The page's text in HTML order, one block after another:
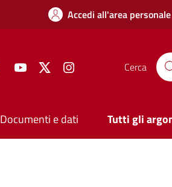
Accedi all'area personale
FacebookYouTube Twitter Cerca
Documenti e dati Tutti gli